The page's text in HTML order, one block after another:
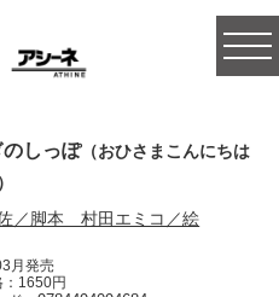
のしっぽ（おひさまこんにちは
／脚本 村田エミコ／絵
月発売
：1650円